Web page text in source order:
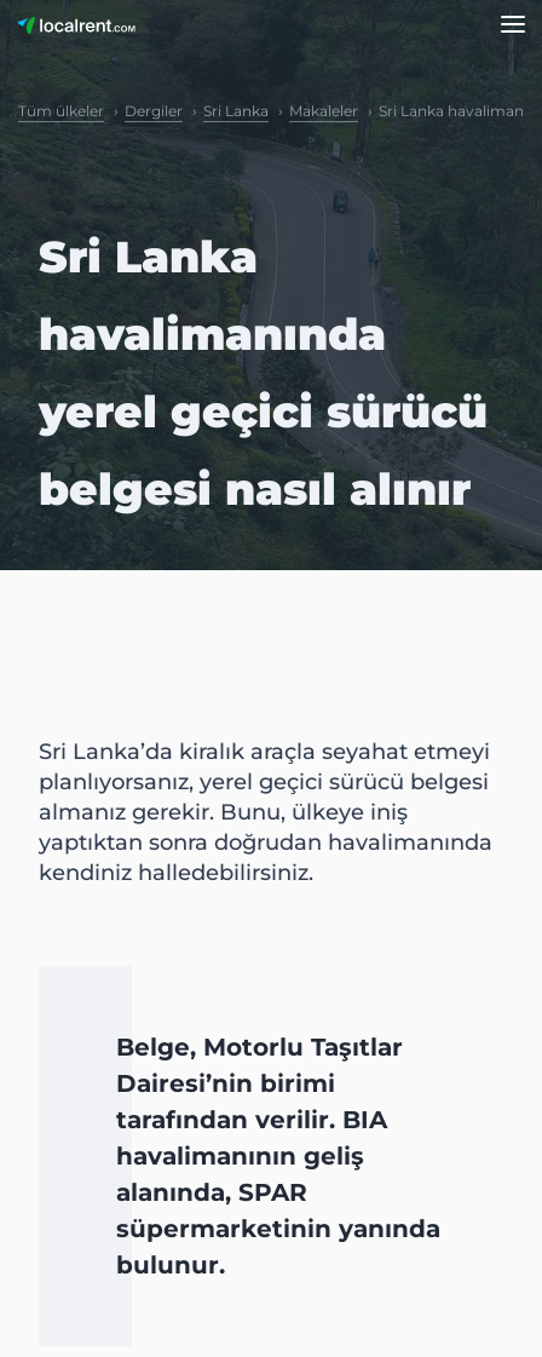
Tüm ülkeler Dergiler Sri Lanka Makaleler Sri Lanka
Sri Lanka
havalimanında
yerel geçici sürücü
belgesi nasıl alınır
Sri Lanka’da kiralık araçla seyahat etmeyi
planlıyorsanız, yerel geçici sürücü belgesi
almanız gerekir. Bunu, ülkeye iniş
yaptıktan sonra doğrudan havalimanında
kendiniz halledebilirsiniz.
Belge, Motorlu Taşıtlar
Dairesi’nin birimi
tarafından verilir. BIA
havalimanının geliş
alanında, SPAR
süpermarketinin yanında
bulunur.